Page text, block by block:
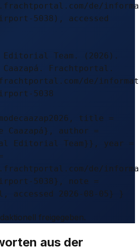
de/
5038), accessed
Team. (2026).
Caazapá. Frachtportal.
de/
5038
title =
Caazapá}, author =
Editorial Team}}, year =
de/
5038}, note =
accessed 2026-08-05} }
freigegeben.
aus der